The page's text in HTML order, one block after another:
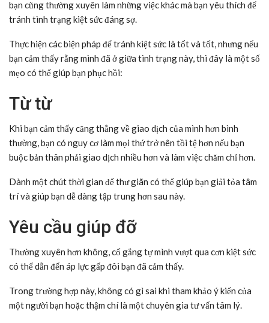
bạn cũng thường xuyên làm những việc khác mà bạn yêu thích để
tránh tình trạng kiệt sức đáng sợ.
Thực hiện các biện pháp để tránh kiệt sức là tốt và tốt, nhưng nếu
bạn cảm thấy rằng mình đã ở giữa tình trạng này, thì đây là một số
mẹo có thể giúp bạn phục hồi:
Từ từ
Khi bạn cảm thấy căng thẳng về giao dịch của mình hơn bình
thường, bạn có nguy cơ làm mọi thứ trở nên tồi tệ hơn nếu bạn
buộc bản thân phải giao dịch nhiều hơn và làm việc chăm chỉ hơn.
Dành một chút thời gian để thư giãn có thể giúp bạn giải tỏa tâm
trí và giúp bạn dễ dàng tập trung hơn sau này.
Yêu cầu giúp đỡ
Thường xuyên hơn không, cố gắng tự mình vượt qua cơn kiệt sức
có thể dẫn đến áp lực gấp đôi bạn đã cảm thấy.
Trong trường hợp này, không có gì sai khi tham khảo ý kiến của
một người bạn hoặc thậm chí là một chuyên gia tư vấn tâm lý.